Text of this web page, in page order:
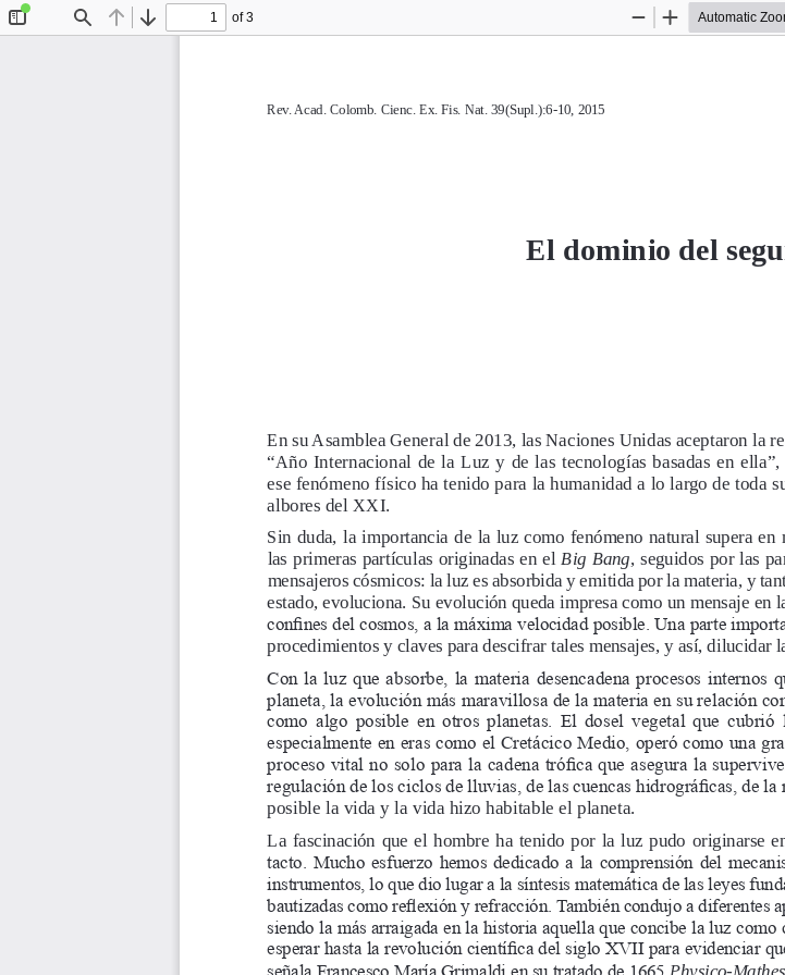
Find Previous
Next
of 3
Zoom
Zoom
Rev. Acad. Colomb. Cienc. Ex. Fis. Nat. 39(Supl.):6-10, 2015
El dominio del
En su Asamblea General de 2013, las Naciones Unidas aceptaron la
“Año  Internacional  de  la  Luz  y  de  las  tecnologías  basadas  en
ese fenómeno físico ha tenido para la humanidad a lo largo de
albores del XXI.
Sin duda, la importancia de la luz como fenómeno natural supera
las primeras partículas originadas en el Big Bang , seguidos por las
mensajeros cósmicos: la luz es absorbida y emitida por la materia, y
estado, evoluciona. Su evolución queda impresa como un mensaje en
confines del cosmos, a la máxima velocidad posible. Una parte
procedimientos y claves para descifrar tales mensajes, y así, dilucidar
Con la luz que absorbe, la materia desencadena procesos
planeta, la evolución más maravillosa de la materia en su relación
como algo posible en otros planetas. El dosel vegetal que
especialmente en eras como el Cretácico Medio, operó como una
proceso vital no solo para la cadena trófica que asegura la
regulación de los ciclos de lluvias, de las cuencas hidrográficas, de
posible la vida y la vida hizo habitable el planeta.
La  fascinación  que  el  hombre  ha  tenido  por  la  luz  pudo  originarse
tacto. Mucho esfuerzo hemos dedicado a la comprensión del
instrumentos, lo que dio lugar a la síntesis matemática de las leyes
bautizadas como reflexión y refracción. También condujo a diferentes
siendo la más arraigada en la historia aquella que concibe la luz
esperar hasta la revolución científica del siglo XVII para evidenciar
señala Francesco María Grimaldi en su tratado de 1665 Physico-